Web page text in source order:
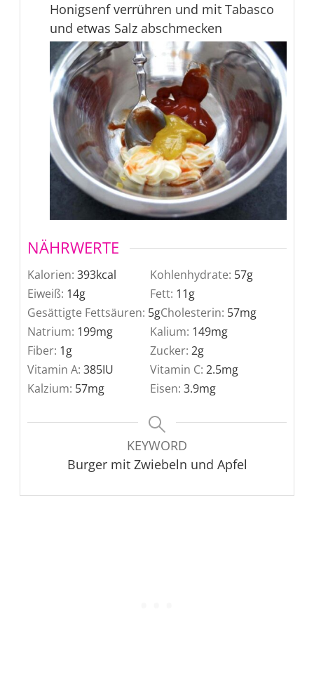
Honigsenf verrühren und mit Tabasco
und etwas Salz abschmecken
NÄHRWERTE
Kalorien: 393kcal Kohlenhydrate: 57g
Eiweiß: 14g Fett: 11g
Gesättigte Fettsäuren: 5gCholesterin: 57mg
Natrium: 199mg Kalium: 149mg
Fiber: 1g Zucker: 2g
Vitamin A: 385IU Vitamin C: 2.5mg
Kalzium: 57mg Eisen: 3.9mg
KEYWORD
Burger mit Zwiebeln und Apfel